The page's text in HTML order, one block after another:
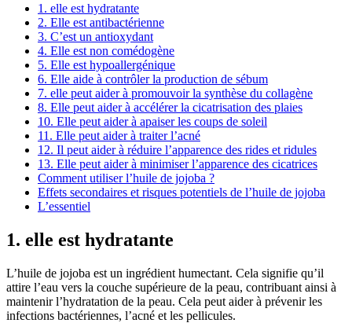
1. elle est hydratante
2. Elle est antibactérienne
3. C’est un antioxydant
4. Elle est non comédogène
5. Elle est hypoallergénique
6. Elle aide à contrôler la production de sébum
7. elle peut aider à promouvoir la synthèse du collagène
8. Elle peut aider à accélérer la cicatrisation des plaies
10. Elle peut aider à apaiser les coups de soleil
11. Elle peut aider à traiter l’acné
12. Il peut aider à réduire l’apparence des rides et ridules
13. Elle peut aider à minimiser l’apparence des cicatrices
Comment utiliser l’huile de jojoba ?
Effets secondaires et risques potentiels de l’huile de jojoba
L’essentiel
1. elle est hydratante
L’huile de jojoba est un ingrédient humectant. Cela signifie qu’il
attire l’eau vers la couche supérieure de la peau, contribuant ainsi à
maintenir l’hydratation de la peau. Cela peut aider à prévenir les
infections bactériennes, l’acné et les pellicules.